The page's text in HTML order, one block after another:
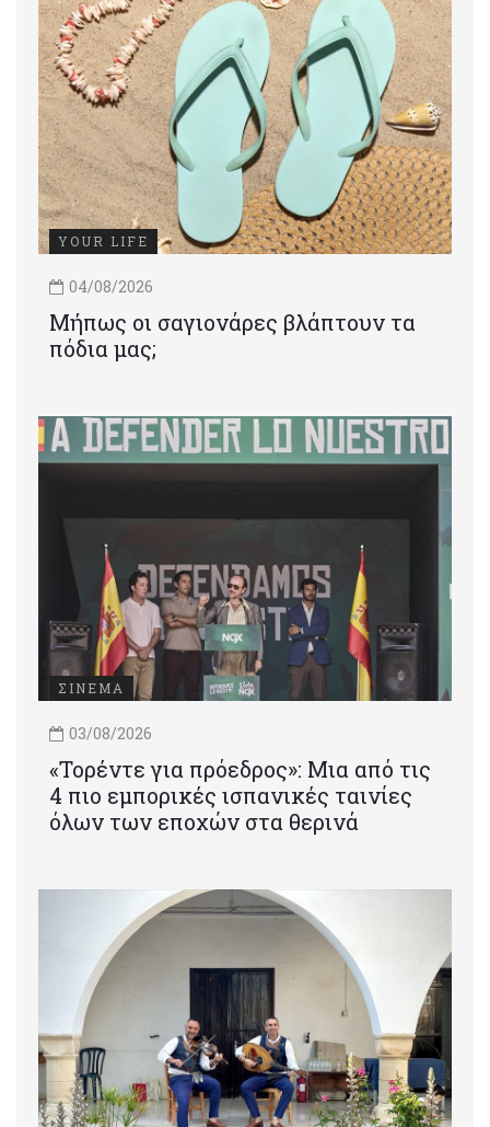
YOUR LIFE
04/08/2026
Μήπως οι σαγιονάρες βλάπτουν τα
πόδια μας;
ΣΙΝΕΜΑ
03/08/2026
«Τορέντε για πρόεδρος»: Mια από τις
4 πιο εμπορικές ισπανικές ταινίες
όλων των εποχών στα θερινά